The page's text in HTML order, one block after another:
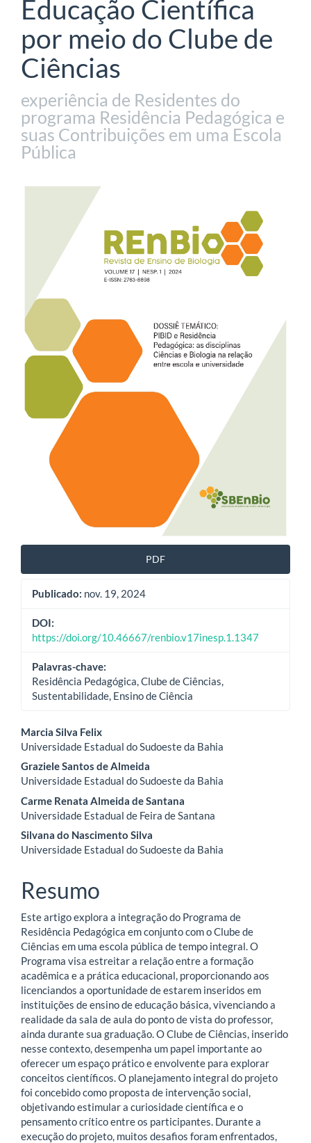
Educação Científica
por meio do Clube de
Ciências
experiência de Residentes do
programa Residência Pedagógica e
suas Contribuições em uma Escola
Pública
Barra
lateral
artigos
PDF
Publicado: nov. 19, 2024
DOI:
https://doi.org/10.46667/renbio.v17inesp.1.1347
Palavras-chave:
Residência Pedagógica, Clube de Ciências,
Sustentabilidade, Ensino de Ciência
Conteúdo
do
artigo
principal
Marcia Silva Felix
Universidade Estadual do Sudoeste da Bahia
Graziele Santos de Almeida
Universidade Estadual do Sudoeste da Bahia
Carme Renata Almeida de Santana
Universidade Estadual de Feira de Santana
Silvana do Nascimento Silva
Universidade Estadual do Sudoeste da Bahia
Resumo
Este artigo explora a integração do Programa de
Residência Pedagógica em conjunto com o Clube de
Ciências em uma escola pública de tempo integral. O
Programa visa estreitar a relação entre a formação
acadêmica e a prática educacional, proporcionando aos
licenciandos a oportunidade de estarem inseridos em
instituições de ensino de educação básica, vivenciando a
realidade da sala de aula do ponto de vista do professor,
ainda durante sua graduação. O Clube de Ciências, inserido
nesse contexto, desempenha um papel importante ao
oferecer um espaço prático e envolvente para explorar
conceitos científicos. O planejamento integral do projeto
foi concebido como proposta de intervenção social,
objetivando estimular a curiosidade científica e o
pensamento crítico entre os participantes. Durante a
execução do projeto, muitos desafios foram enfrentados,